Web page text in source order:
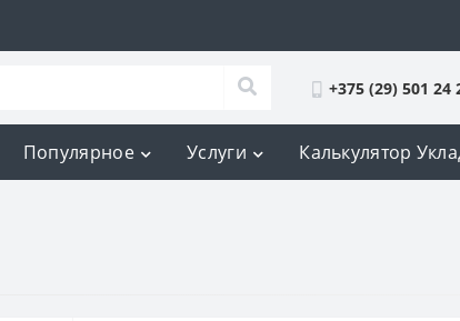
+375 (29) 501 24
Популярное Услуги Калькулятор